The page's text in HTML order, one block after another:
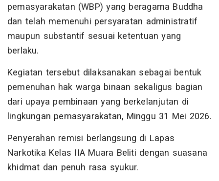
pemasyarakatan (WBP) yang beragama Buddha
dan telah memenuhi persyaratan administratif
maupun substantif sesuai ketentuan yang
berlaku.
Kegiatan tersebut dilaksanakan sebagai bentuk
pemenuhan hak warga binaan sekaligus bagian
dari upaya pembinaan yang berkelanjutan di
lingkungan pemasyarakatan, Minggu 31 Mei 2026.
Penyerahan remisi berlangsung di Lapas
Narkotika Kelas IIA Muara Beliti dengan suasana
khidmat dan penuh rasa syukur.